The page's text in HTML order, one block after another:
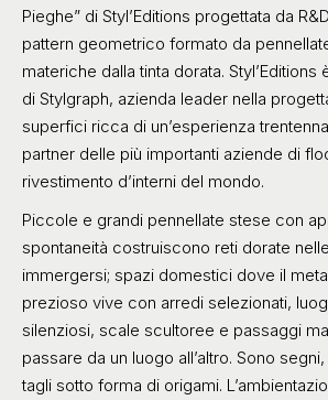
Pieghe” di Styl’Editions progettata da
pattern geometrico formato da
materiche dalla tinta dorata. Styl’Editions
di Stylgraph, azienda leader nella
superfici ricca di un’esperienza
partner delle più importanti aziende di
rivestimento d’interni del mondo.
Piccole e grandi pennellate stese con
spontaneità costruiscono reti dorate
immergersi; spazi domestici dove il
prezioso vive con arredi selezionati,
silenziosi, scale scultoree e passaggi
passare da un luogo all’altro. Sono
tagli sotto forma di origami.